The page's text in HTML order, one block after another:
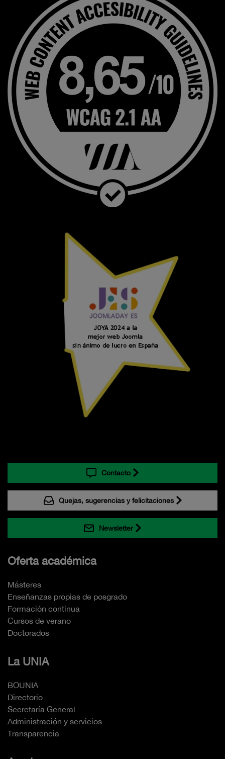
Contacto
Quejas, sugerencias y felicitaciones
Newsletter
Oferta académica
Másteres
Enseñanzas propias de posgrado
Formación continua
Cursos de verano
Doctorados
La UNIA
BOUNIA
Directorio
Secretaría General
Administración y servicios
Transparencia